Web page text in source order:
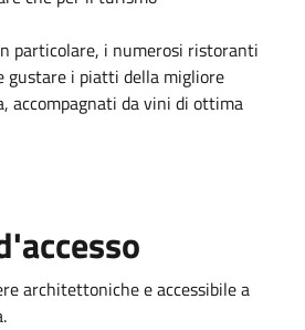
particolare, i numerosi ristoranti
gustare i piatti della migliore
accompagnati da vini di ottima
architettoniche e accessibile a